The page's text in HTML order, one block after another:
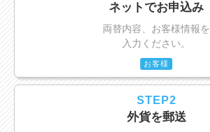
ネットでお申込み
両替内容、お客様情報を
入力ください。
お客様
STEP2
外貨を郵送